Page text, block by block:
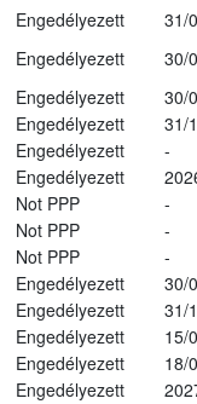
Engedélyezett
31/
Engedélyezett
30/
Engedélyezett
30/
Engedélyezett
31/
Engedélyezett
-
Engedélyezett
Not PPP
-
Not PPP
-
Not PPP
-
Engedélyezett
30/
Engedélyezett
31/
Engedélyezett
15/
Engedélyezett
18/
Engedélyezett